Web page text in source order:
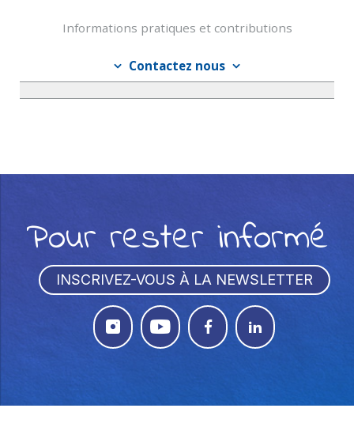
Informations pratiques et contributions
Contactez nous
Pour rester informé
INSCRIVEZ-VOUS À LA NEWSLETTER
   